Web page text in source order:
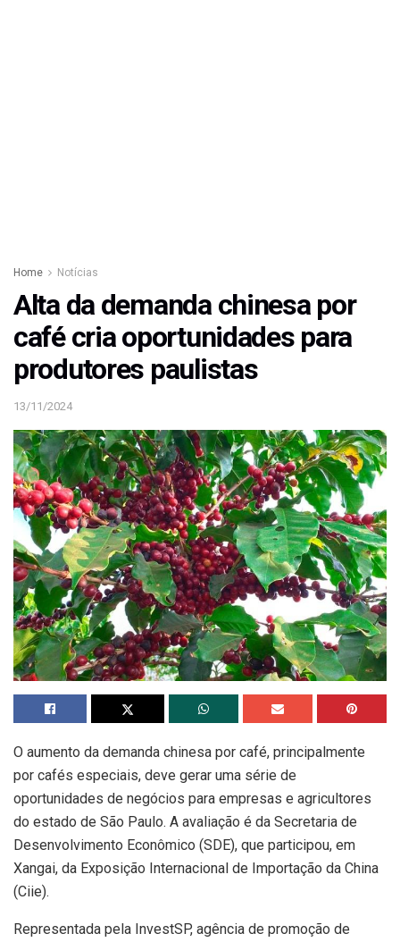
Home Notícias
Alta da demanda chinesa por
café cria oportunidades para
produtores paulistas
13/11/2024
O aumento da demanda chinesa por café, principalmente
por cafés especiais, deve gerar uma série de
oportunidades de negócios para empresas e agricultores
do estado de São Paulo. A avaliação é da Secretaria de
Desenvolvimento Econômico (SDE), que participou, em
Xangai, da Exposição Internacional de Importação da China
(Ciie).
Representada pela InvestSP, agência de promoção de